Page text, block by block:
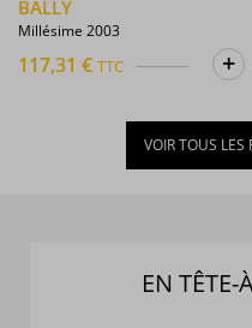
+
BALLY
Millésime 2003
117,31 € TTC
VOIR TOUS LES
EN TÊTE-